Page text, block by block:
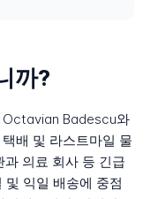
까?
Badescu와
배 및 라스트마일 물
의료 회사 등 긴급
익일 배송에 중점